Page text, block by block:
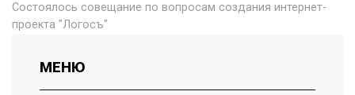
Состоялось совещание по вопросам создания интернет-
проекта "Логосъ"
МЕНЮ